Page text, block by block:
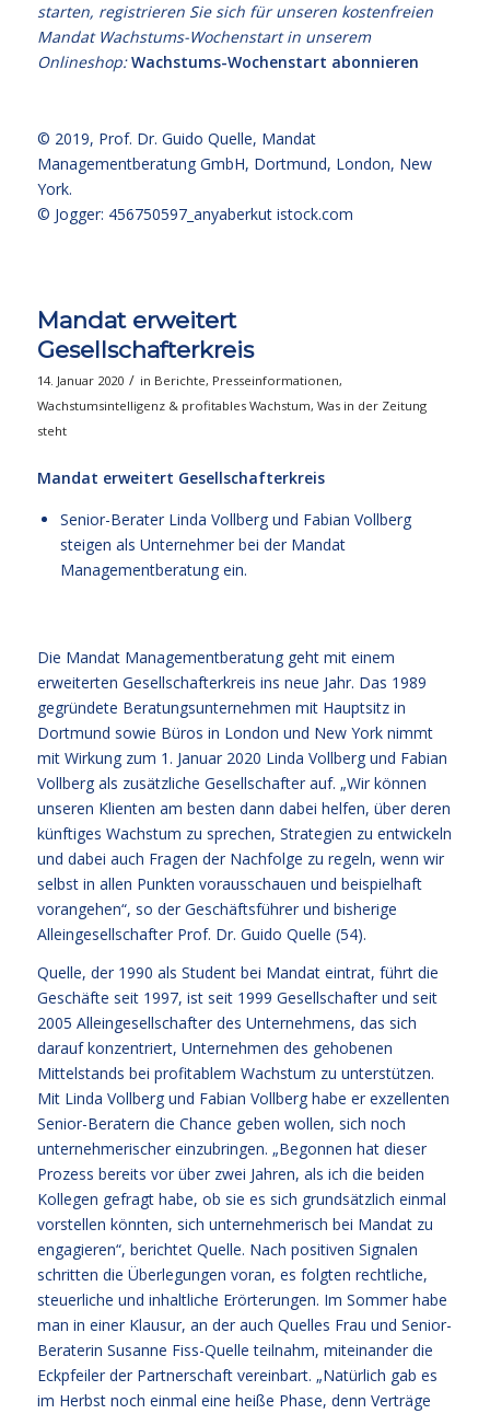
starten, registrieren Sie sich für unseren kostenfreien
Mandat Wachstums-Wochenstart in unserem
Onlineshop:Wachstums-Wochenstart abonnieren
© 2019, Prof. Dr. Guido Quelle, Mandat
Managementberatung GmbH, Dortmund, London, New
York.
© Jogger: 456750597_anyaberkut istock.com
Mandat erweitert
Gesellschafterkreis
14. Januar 2020 / in Berichte, Presseinformationen,
Wachstumsintelligenz & profitables Wachstum, Was in der Zeitung
steht
Mandat erweitert Gesellschafterkreis
Senior-Berater Linda Vollberg und Fabian Vollberg
steigen als Unternehmer bei der Mandat
Managementberatung ein.
Die Mandat Managementberatung geht mit einem
erweiterten Gesellschafterkreis ins neue Jahr. Das 1989
gegründete Beratungsunternehmen mit Hauptsitz in
Dortmund sowie Büros in London und New York nimmt
mit Wirkung zum 1. Januar 2020 Linda Vollberg und Fabian
Vollberg als zusätzliche Gesellschafter auf. „Wir können
unseren Klienten am besten dann dabei helfen, über deren
künftiges Wachstum zu sprechen, Strategien zu entwickeln
und dabei auch Fragen der Nachfolge zu regeln, wenn wir
selbst in allen Punkten vorausschauen und beispielhaft
vorangehen“, so der Geschäftsführer und bisherige
Alleingesellschafter Prof. Dr. Guido Quelle (54).
Quelle, der 1990 als Student bei Mandat eintrat, führt die
Geschäfte seit 1997, ist seit 1999 Gesellschafter und seit
2005 Alleingesellschafter des Unternehmens, das sich
darauf konzentriert, Unternehmen des gehobenen
Mittelstands bei profitablem Wachstum zu unterstützen.
Mit Linda Vollberg und Fabian Vollberg habe er exzellenten
Senior-Beratern die Chance geben wollen, sich noch
unternehmerischer einzubringen. „Begonnen hat dieser
Prozess bereits vor über zwei Jahren, als ich die beiden
Kollegen gefragt habe, ob sie es sich grundsätzlich einmal
vorstellen könnten, sich unternehmerisch bei Mandat zu
engagieren“, berichtet Quelle. Nach positiven Signalen
schritten die Überlegungen voran, es folgten rechtliche,
steuerliche und inhaltliche Erörterungen. Im Sommer habe
man in einer Klausur, an der auch Quelles Frau und Senior-
Beraterin Susanne Fiss-Quelle teilnahm, miteinander die
Eckpfeiler der Partnerschaft vereinbart. „Natürlich gab es
im Herbst noch einmal eine heiße Phase, denn Verträge